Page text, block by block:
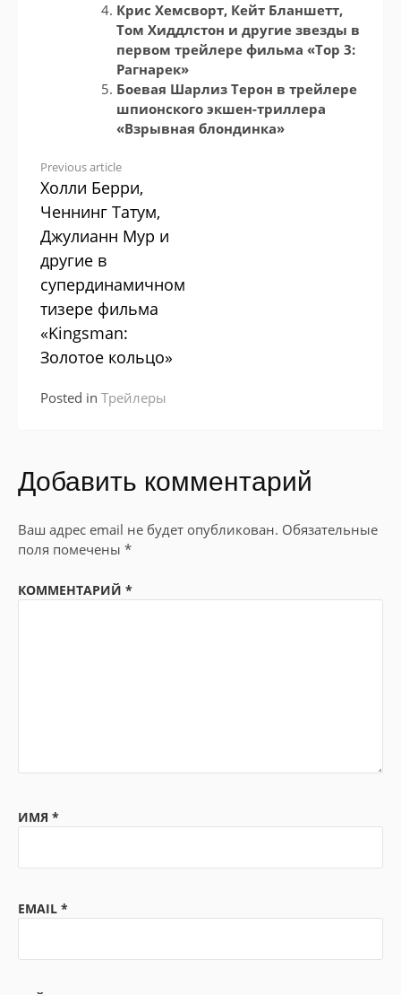
Крис Хемсворт, Кейт Бланшетт,
Том Хиддлстон и другие звезды в
первом трейлере фильма «Тор 3:
Рагнарек»
Боевая Шарлиз Терон в трейлере
шпионского экшен-триллера
«Взрывная блондинка»
Continue
Reading
Previous article
Холли Берри,
Ченнинг Татум,
Джулианн Мур и
другие в
супердинамичном
тизере фильма
«Kingsman:
Золотое кольцо»
Posted in Трейлеры
Добавить комментарий
Ваш адрес email не будет опубликован. Обязательные
поля помечены *
КОММЕНТАРИЙ *
ИМЯ *
EMAIL *